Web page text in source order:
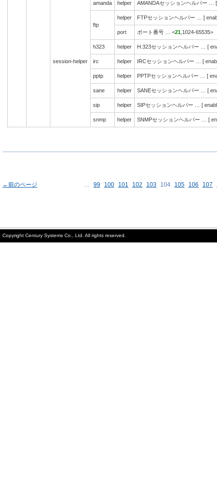
session-helper
amanda helper AMANDAセッションヘルパー …
ftp
helper FTPセッションヘルパー … [
port ポート番号 … <21 ,1024-65535>
h323 helper H.323セッションヘルパー … [
irc helper IRCセッションヘルパー … [
pptp helper PPTPセッションヘルパー … [
sane helper SANEセッションヘルパー … [
sip helper SIPセッションヘルパー … [
snmp helper SNMPセッションヘルパー … [
←前のページ … 99 100 101 102 103 104 105 106 107
Copyright Century Systems Co., Ltd. All rights reserved.